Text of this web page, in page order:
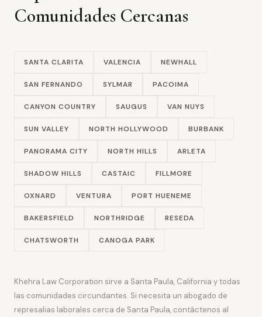
Comunidades Cercanas
SANTA CLARITA VALENCIA NEWHALL
SAN FERNANDO SYLMAR PACOIMA
CANYON COUNTRY SAUGUS VAN NUYS
SUN VALLEY NORTH HOLLYWOOD BURBANK
PANORAMA CITY NORTH HILLS ARLETA
SHADOW HILLS CASTAIC FILLMORE
OXNARD VENTURA PORT HUENEME
BAKERSFIELD NORTHRIDGE RESEDA
CHATSWORTH CANOGA PARK
Khehra Law Corporation sirve a Santa Paula, California y todas
las comunidades circundantes. Si necesita un abogado de
represalias laborales cerca de Santa Paula, contáctenos al